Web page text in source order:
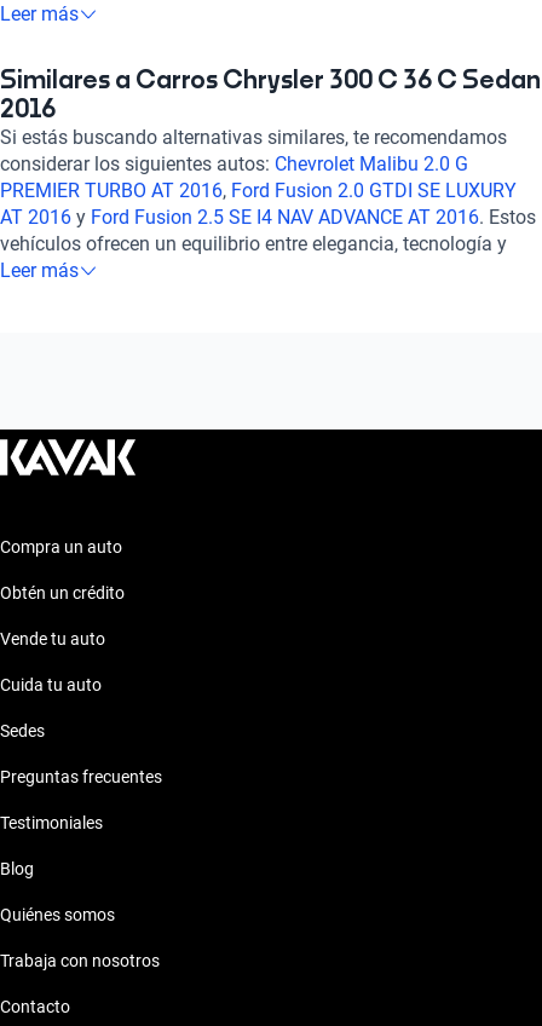
de cuero, cada detalle está pensado para tu comodidad.
audio de alta calidad. Con 7 airbags, frenos ABS y asistencia
de frenado, tu seguridad es nuestra prioridad. Experimenta la
potencia de su motor V6 de 3.6 litros y 292 caballos de fuerza.
Con una calificación sobresaliente en potencia y confort, el
Chrysler 300 C 3.6 C 2016 es la elección ideal para quienes
buscan un auto sofisticado y confiable. ¡Haz tuyo este vehículo
excepcional y eleva tu experiencia de conducción a otro nivel!
Leer más
Similares a Carros Chrysler 300 C 36 C Sedan
2016
Si estás buscando alternativas similares, te recomendamos
considerar los siguientes autos: Chevrolet Malibu 2.0 G
PREMIER TURBO AT 2016, Ford Fusion 2.0 GTDI SE LUXURY
AT 2016 y Ford Fusion 2.5 SE I4 NAV ADVANCE AT 2016. Estos
vehículos ofrecen un equilibrio entre elegancia, tecnología y
rendimiento, brindando una experiencia de conducción
Leer más
Compra un auto
Obtén un crédito
Vende tu auto
Cuida tu auto
Sedes
Preguntas frecuentes
Testimoniales
Blog
Quiénes somos
Trabaja con nosotros
Contacto